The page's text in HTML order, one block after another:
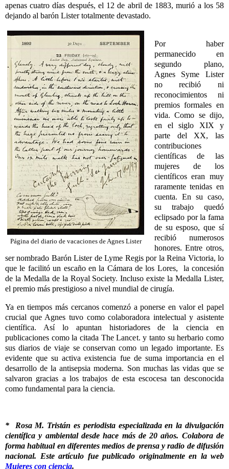
apenas cuatro días después, el 12 de abril de 1883, murió a los 58
dejando al barón Lister totalmente devastado.
Página del diario de vacaciones de Agnes Lister
Por haber
permanecido en
segundo plano,
Agnes Syme Lister
no recibió ni
reconocimientos ni
premios formales en
vida. Como se dijo,
en el siglo XIX y
parte del XX, las
contribuciones
científicas de las
mujeres de los
científicos eran muy
raramente tenidas en
cuenta. En su caso,
su trabajo quedó
eclipsado por la fama
de su esposo, que sí
recibió numerosos
honores. Entre otros,
ser nombrado Barón Lister de Lyme Regis por la Reina Victoria, lo
que le facilitó un escaño en la Cámara de los Lores, la concesión
de la Medalla de la Royal Society. Incluso existe la Medalla Lister,
el premio más prestigioso a nivel mundial de cirugía.
Ya en tiempos más cercanos comenzó a ponerse en valor el papel
crucial que Agnes tuvo como colaboradora intelectual y asistente
científica. Así lo apuntan historiadores de la ciencia en
publicaciones como la citada The Lancet. y tanto su herbario como
sus diarios de viaje se conservan como un legado importante. Es
evidente que su activa existencia fue de suma importancia en el
desarrollo de la antisepsia moderna. Son muchas las vidas que se
salvaron gracias a los trabajos de esta escocesa tan desconocida
como fundamental para la ciencia.
* Rosa M. Tristán es periodista especializada en la divulgación
científica y ambiental desde hace más de 20 años. Colabora de
forma habitual en diferentes medios de prensa y radio de difusión
nacional. Este artículo fue publicado originalmente en la web
Mujeres con ciencia.